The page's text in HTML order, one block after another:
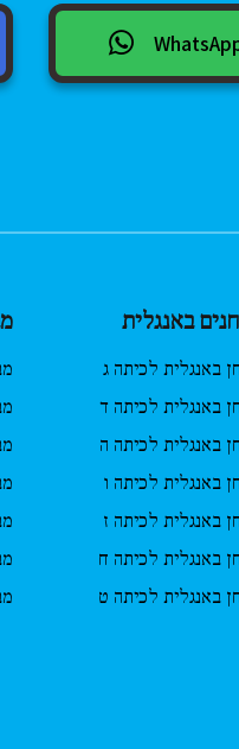
באנגלית
באנגלית לכיתה ג
באנגלית לכיתה ד
באנגלית לכיתה ה
באנגלית לכיתה ו
באנגלית לכיתה ז
באנגלית לכיתה ח
באנגלית לכיתה ט